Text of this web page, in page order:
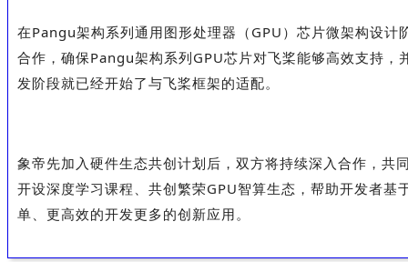
在Pangu架构系列通用图形处理器（GPU）芯片微架构设计
合作，确保Pangu架构系列GPU芯片对飞桨能够高效支持，
发阶段就已经开始了与飞桨框架的适配。
象帝先加入硬件生态共创计划后，双方将持续深入合作，共
开设深度学习课程、共创繁荣GPU智算生态，帮助开发者基
单、更高效的开发更多的创新应用。